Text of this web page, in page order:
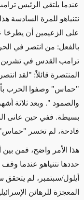
عندما يلتقي الرئيس
نتنياهو للمرة السادسة
على الزعيمين أن يطرحَا
بالفعل: من انتصر في
ترامب القدس في تشرين
المنتصرة قائلاً: "لقد
"حماس" وصفوا الحرب
والصمود ". وبعد ثلاثة
بسيطة. ففي حين عانى
فادحة، لم تخسر "حماس"
هذا الأمر واضح، فمن بين
أيلول/سبتمبر، لم
المعجزة للرهائن